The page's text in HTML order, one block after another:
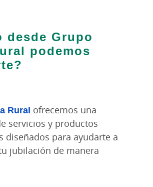
desde Grupo
podemos
Rural ofrecemos una
servicios y productos
diseñados para ayudarte a
jubilación de manera